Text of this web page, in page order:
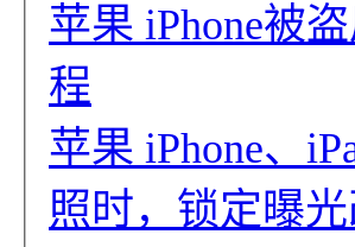
苹果 iPhone被
程
苹果 iPhone、
照时，锁定曝